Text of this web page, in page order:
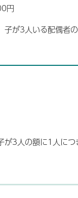
円
子が3人いる配偶者
が3人の額に1人に